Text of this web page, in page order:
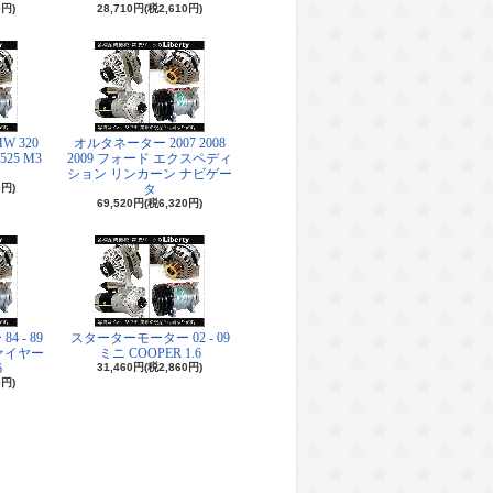
) 28,710円(税2,610円)
320
M3
)
オルタネーター 2007 2008
2009 フォード エクスペディ
ション リンカーン ナビゲー
タ
69,520円(税6,320円)
- 89
イヤー
)
スターターモーター 02 - 09
ミニ COOPER 1.6
31,460円(税2,860円)